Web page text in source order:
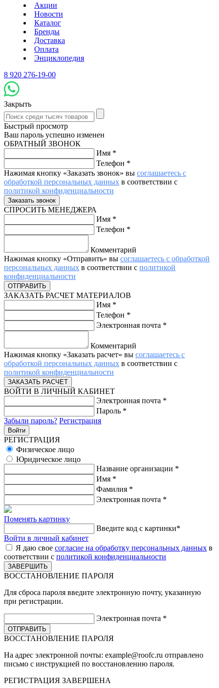
Акции
Новости
Каталог
Бренды
Доставка
Оплата
Энциклопедия
8 920 276-19-00
Закрыть
Быстрый просмотр
Ваш пароль успешно изменен
ОБРАТНЫЙ ЗВОНОК
Имя *
Телефон *
Нажимая кнопку «Заказать звонок» вы соглашаетесь с
обработкой персональных данных в соответствии с
политикой конфиденциальности
СПРОСИТЬ МЕНЕДЖЕРА
Имя *
Телефон *
Комментарий
Нажимая кнопку «Отправить» вы соглашаетесь с обработкой
персональных данных в соответствии с политикой
конфиденциальности
ЗАКАЗАТЬ РАСЧЕТ МАТЕРИАЛОВ
Имя *
Телефон *
Электронная почта *
Комментарий
Нажимая кнопку «Заказать расчет» вы соглашаетесь с
обработкой персональных данных в соответствии с
политикой конфиденциальности
ВОЙТИ В ЛИЧНЫЙ КАБИНЕТ
Электронная почта *
Пароль *
Забыли пароль? Регистрация
РЕГИСТРАЦИЯ
Физическое лицо
Юридическое лицо
Название организации *
Имя *
Фамилия *
Электронная почта *
Поменять картинку
Введите код с картинки*
Войти в личный кабинет
Я даю свое согласие на обработку персональных данных в
соответствии с политикой конфиденциальности
ВОССТАНОВЛЕНИЕ ПАРОЛЯ
Для сброса пароля введите электронную почту, указанную
при регистрации.
Электронная почта *
ВОССТАНОВЛЕНИЕ ПАРОЛЯ
На адрес электронной почты: example@roofc.ru отправлено
письмо с инструкцией по восстановлению пароля.
РЕГИСТРАЦИЯ ЗАВЕРШЕНА